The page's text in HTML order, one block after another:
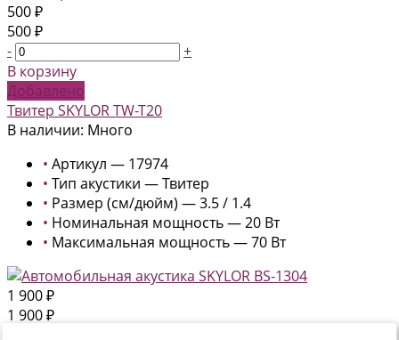
500 ₽
500 ₽
-
+
В корзину
Добавлено
Твитер SKYLOR TW-T20
В наличии: Много
• Артикул — 17974
• Тип акустики — Твитер
• Размер (см/дюйм) — 3.5 / 1.4
• Номинальная мощность — 20 Вт
• Максимальная мощность — 70 Вт
1 900 ₽
1 900 ₽